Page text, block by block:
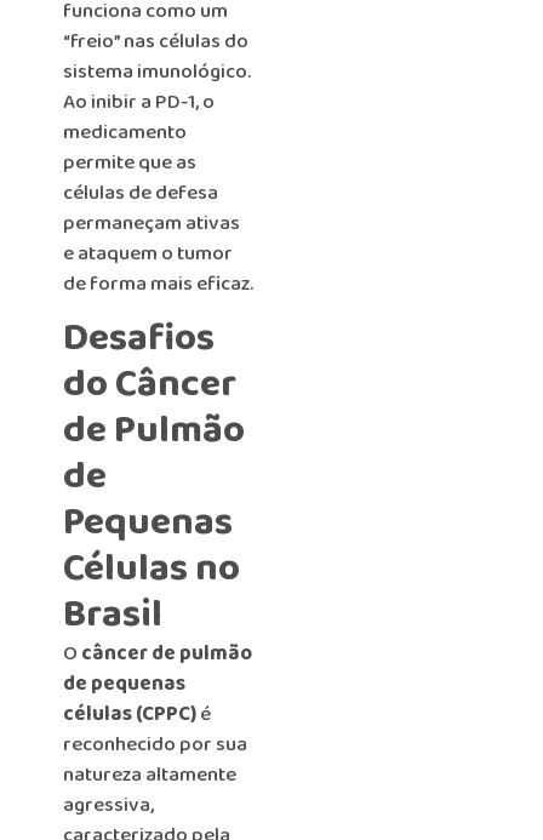
funciona como um
“freio” nas células do
sistema imunológico.
Ao inibir a PD-1, o
medicamento
permite que as
células de defesa
permaneçam ativas
e ataquem o tumor
de forma mais eficaz.
Desafios
do Câncer
de Pulmão
de
Pequenas
Células no
Brasil
Ocâncer de pulmão
de pequenas
células (CPPC)é
reconhecido por sua
natureza altamente
agressiva,